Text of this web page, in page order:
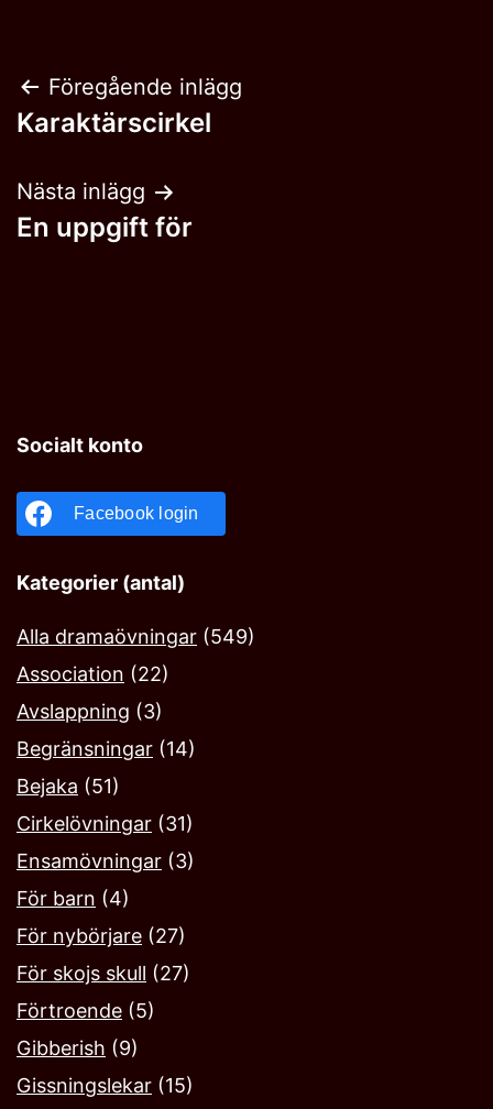
Inläggsnavigering
Föregående inlägg
Karaktärscirkel
Nästa inlägg
En uppgift för
Socialt konto
Facebook login
Kategorier (antal)
Alla dramaövningar (549)
Association (22)
Avslappning (3)
Begränsningar (14)
Bejaka‎ (51)
Cirkelövningar (31)
Ensamövningar (3)
För barn (4)
För nybörjare (27)
För skojs skull (27)
Förtroende (5)
Gibberish (9)
Gissningslekar (15)